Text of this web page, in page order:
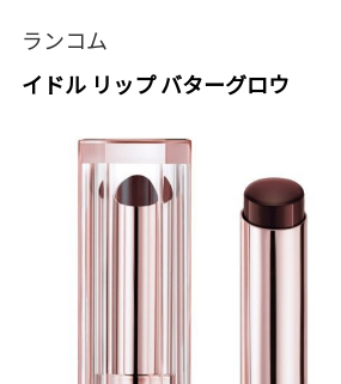
ランコム
イドル リップ バターグロウ